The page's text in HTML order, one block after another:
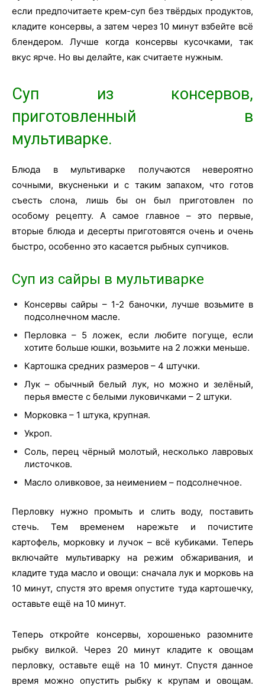
если предпочитаете крем-суп без твёрдых продуктов,
кладите консервы, а затем через 10 минут взбейте всё
блендером. Лучше когда консервы кусочками, так
вкус ярче. Но вы делайте, как считаете нужным.
Суп из консервов,
приготовленный в
мультиварке.
Блюда в мультиварке получаются невероятно
сочными, вкусненьки и с таким запахом, что готов
съесть слона, лишь бы он был приготовлен по
особому рецепту. А самое главное – это первые,
вторые блюда и десерты приготовятся очень и очень
быстро, особенно это касается рыбных супчиков.
Суп из сайры в мультиварке
Консервы сайры – 1-2 баночки, лучше возьмите в
подсолнечном масле.
Перловка – 5 ложек, если любите погуще, если
хотите больше юшки, возьмите на 2 ложки меньше.
Картошка средних размеров – 4 штучки.
Лук – обычный белый лук, но можно и зелёный,
перья вместе с белыми луковичками – 2 штуки.
Морковка – 1 штука, крупная.
Укроп.
Соль, перец чёрный молотый, несколько лавровых
листочков.
Масло оливковое, за неимением – подсолнечное.
Перловку нужно промыть и слить воду, поставить
стечь. Тем временем нарежьте и почистите
картофель, морковку и лучок – всё кубиками. Теперь
включайте мультиварку на режим обжаривания, и
кладите туда масло и овощи: сначала лук и морковь на
10 минут, спустя это время опустите туда картошечку,
оставьте ещё на 10 минут.
Теперь откройте консервы, хорошенько разомните
рыбку вилкой. Через 20 минут кладите к овощам
перловку, оставьте ещё на 10 минут. Спустя данное
время можно опустить рыбку к крупам и овощам.